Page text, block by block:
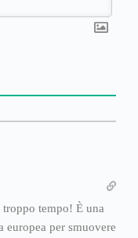
tempo! È una
europea per smuovere